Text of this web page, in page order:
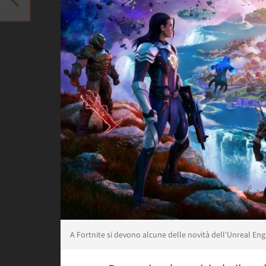
A Fortnite si devono alcune delle novità dell'Unreal